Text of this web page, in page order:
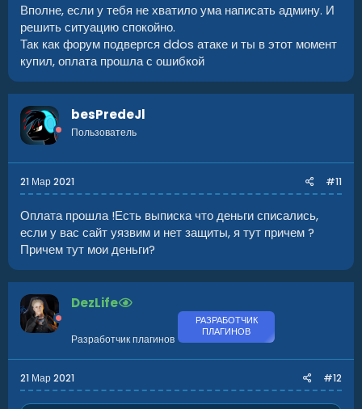
Вполне, если у тебя не хватило ума написать админу. И
решить ситуацию спокойно.
Так как форум подвергся ddos атаке и ты в этот момент
купил, оплата прошла с ошибкой
besPredeJl
Пользователь
21 Мар 2021 #11
Оплата прошла !Есть выписка что деньги списались,
если у вас сайт уязвим и нет защиты, я тут причем ?
Причем тут мои деньги?
DezLife
Разработчик плагинов
РАЗРАБОТЧИК
ПЛАГИНОВ
21 Мар 2021 #12